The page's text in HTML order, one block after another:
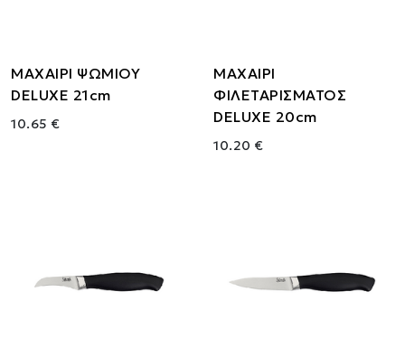
ΜΑΧΑΙΡΙ ΨΩΜΙΟΥ
DELUXE 21cm
10.65 €
ΜΑΧΑΙΡΙ
ΦΙΛΕΤΑΡΙΣΜΑΤΟΣ
DELUXE 20cm
10.20 €